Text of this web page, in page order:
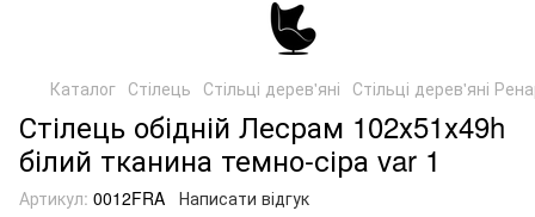
Каталог Стілець Стільці дерев'яні Стільці дерев'яні
Стілець обідній Лесрам 102х51х49h
білий тканина темно-сіра var 1
Артикул: 0012FRA Написати відгук